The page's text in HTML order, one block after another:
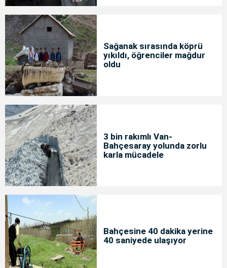
Sağanak sırasında köprü
yıkıldı, öğrenciler mağdur
oldu
3 bin rakımlı Van-
Bahçesaray yolunda zorlu
karla mücadele
Bahçesine 40 dakika yerine
40 saniyede ulaşıyor